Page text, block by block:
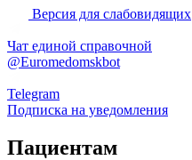
Версия для слабовидящих
Чат единой справочной
@Euromedomskbot
Telegram
Подписка на уведомления
Пациентам